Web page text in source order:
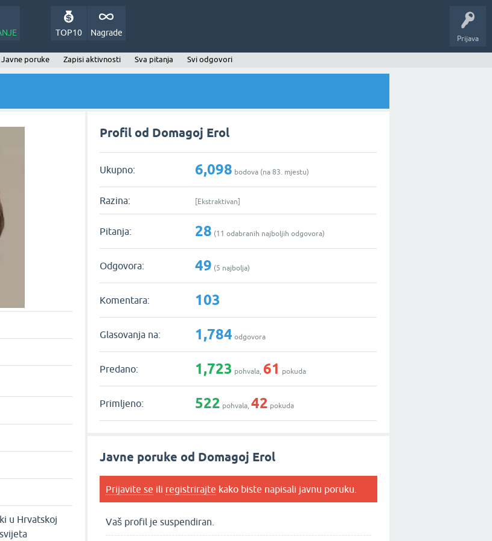
Prijava
Nagrade
TOP10
Javne poruke Zapisi aktivnosti Sva pitanja Svi odgovori
u Hrvatskoj
Profil od Domagoj Erol
Ukupno: 6,098 bodova (na83 . mjestu)
Razina: [Ekstraktivan]
Pitanja: 28 (11 odabranih najboljih odgovora)
Odgovora: 49 (5 najbolja)
Komentara: 103
Glasovanja na: 1,784 odgovora
Predano: 1,723 pohvala, 61 pokuda
Primljeno: 522 pohvala,42 pokuda
Javne poruke od Domagoj Erol
Prijavite se ili registrirajte kako biste napisali javnu poruku.
Vaš profil je suspendiran.